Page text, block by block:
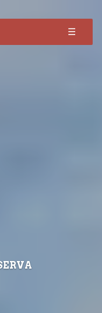
☰